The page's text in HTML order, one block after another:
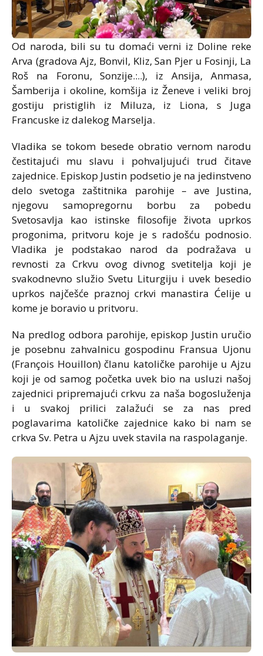
Od naroda, bili su tu domaći verni iz Doline reke
Arva (gradova Ajz, Bonvil, Kliz, San Pjer u Fosinji, La
Roš na Foronu, Sonzije.:..), iz Ansija, Anmasa,
Šamberija i okoline, komšija iz Ženeve i veliki broj
gostiju pristiglih iz Miluza, iz Liona, s Juga
Francuske iz dalekog Marselja.
Vladika se tokom besede obratio vernom narodu
čestitajući mu slavu i pohvaljujući trud čitave
zajednice. Episkop Justin podsetio je na jedinstveno
delo svetoga zaštitnika parohije – ave Justina,
njegovu samopregornu borbu za pobedu
Svetosavlja kao istinske filosofije života uprkos
progonima, pritvoru koje je s radošću podnosio.
Vladika je podstakao narod da podražava u
revnosti za Crkvu ovog divnog svetitelja koji je
svakodnevno služio Svetu Liturgiju i uvek besedio
uprkos najčešće praznoj crkvi manastira Ćelije u
kome je boravio u pritvoru.
Na predlog odbora parohije, episkop Justin uručio
je posebnu zahvalnicu gospodinu Fransua Ujonu
(François Houillon) članu katoličke parohije u Ajzu
koji je od samog početka uvek bio na usluzi našoj
zajednici pripremajući crkvu za naša bogosluženja
i u svakoj prilici zalažući se za nas pred
poglavarima katoličke zajednice kako bi nam se
crkva Sv. Petra u Ajzu uvek stavila na raspolaganje.